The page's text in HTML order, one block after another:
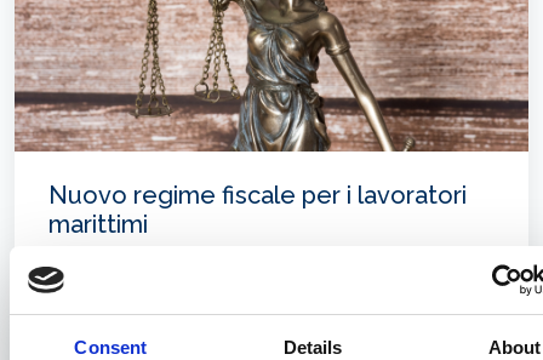
Consent Details About
Nuovo regime fiscale per i lavoratori
marittimi